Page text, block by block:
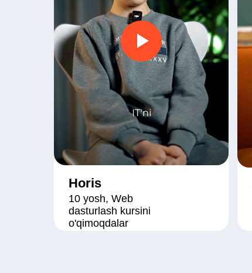
10 yosh, Web
dasturlash kursini
o'qimoqdalar
Horis